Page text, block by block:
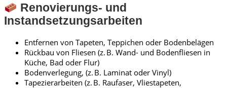
Renovierungs- und
Instandsetzungsarbeiten
Entfernen von Tapeten, Teppichen oder Bodenbelägen
Rückbau von Fliesen (z. B. Wand- und Bodenfliesen in
Küche, Bad oder Flur)
Bodenverlegung, (z. B. Laminat oder Vinyl)
Tapezierarbeiten (z. B. Raufaser, Vliestapeten,